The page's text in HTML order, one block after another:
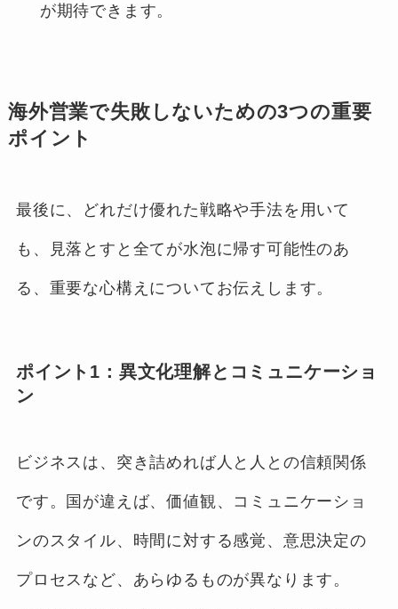
が期待できます。
海外営業で失敗しないための3つの重要
ポイント
最後に、どれだけ優れた戦略や手法を用いて
も、見落とすと全てが水泡に帰す可能性のあ
る、重要な心構えについてお伝えします。
ポイント1：異文化理解とコミュニケーショ
ン
ビジネスは、突き詰めれば人と人との信頼関係
です。国が違えば、価値観、コミュニケーショ
ンのスタイル、時間に対する感覚、意思決定の
プロセスなど、あらゆるものが異なります。